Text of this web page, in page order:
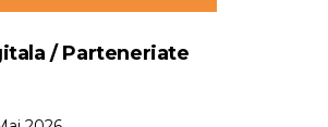
/ Parteneriate